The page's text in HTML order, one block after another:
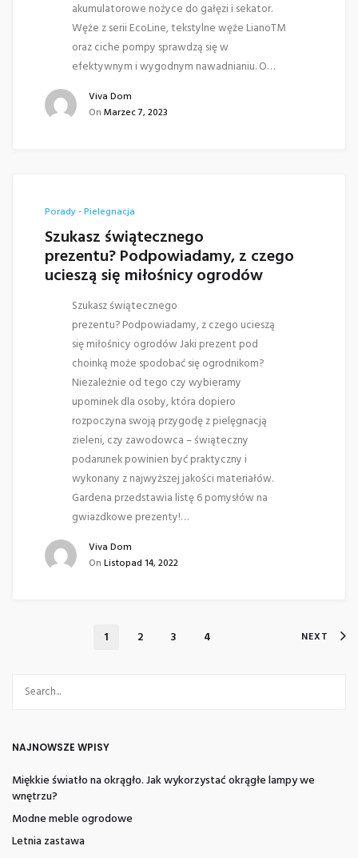
akumulatorowe nożyce do gałęzi i sekator.
Węże z serii EcoLine, tekstylne węże LianoTM
oraz ciche pompy sprawdzą się w
efektywnym i wygodnym nawadnianiu. O…
Viva Dom
On Marzec 7, 2023
Porady - Pielegnacja
Szukasz świątecznego
prezentu? Podpowiadamy, z czego
ucieszą się miłośnicy ogrodów
Szukasz świątecznego
prezentu? Podpowiadamy, z czego ucieszą
się miłośnicy ogrodów Jaki prezent pod
choinką może spodobać się ogrodnikom?
Niezależnie od tego czy wybieramy
upominek dla osoby, która dopiero
rozpoczyna swoją przygodę z pielęgnacją
zieleni, czy zawodowca – świąteczny
podarunek powinien być praktyczny i
wykonany z najwyższej jakości materiałów.
Gardena przedstawia listę 6 pomysłów na
gwiazdkowe prezenty!…
Viva Dom
On Listopad 14, 2022
1 2 3 4 NEXT
NAJNOWSZE WPISY
Miękkie światło na okrągło. Jak wykorzystać okrągłe lampy we
wnętrzu?
Modne meble ogrodowe
Letnia zastawa